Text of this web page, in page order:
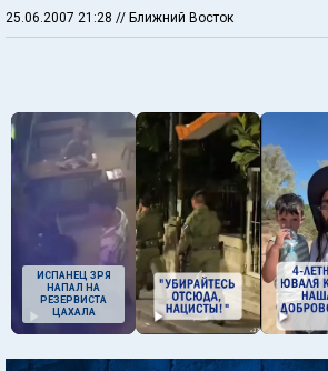
25.06.2007 21:28 // Ближний Восток
ИСПАНЕЦ ЗРЯ
НАПАЛ НА
РЕЗЕРВИСТА
ЦАХАЛА